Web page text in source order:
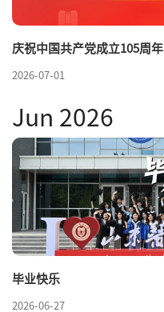
庆祝中国共产党成立105周年
2026-07-01
Jun 2026
毕业快乐
2026-06-27